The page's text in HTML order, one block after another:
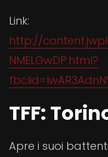
Link:
http://
NMELGwDP.html?
TFF:
Apre i suoi